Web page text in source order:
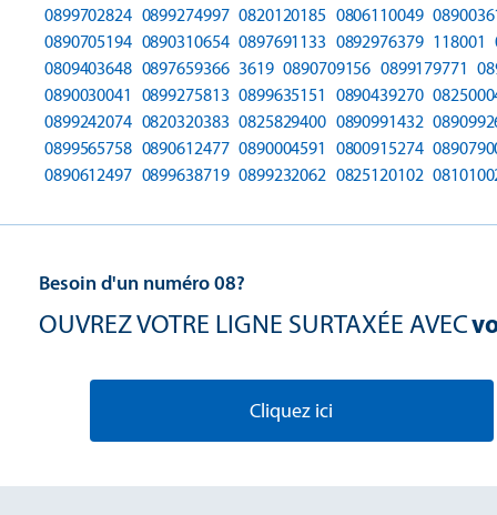
0899702824 0899274997 0820120185 0806110049
0890705194 0890310654 0897691133 0892976379 118001
0809403648 0897659366 3619 0890709156 0899179771
0890030041 0899275813 0899635151 0890439270
0899242074 0820320383 0825829400 0890991432
0899565758 0890612477 0890004591 0800915274
0890612497 0899638719 0899232062 0825120102
Besoin d'un numéro 08?
OUVREZ VOTRE LIGNE SURTAXÉE AVEC
Cliquez ici